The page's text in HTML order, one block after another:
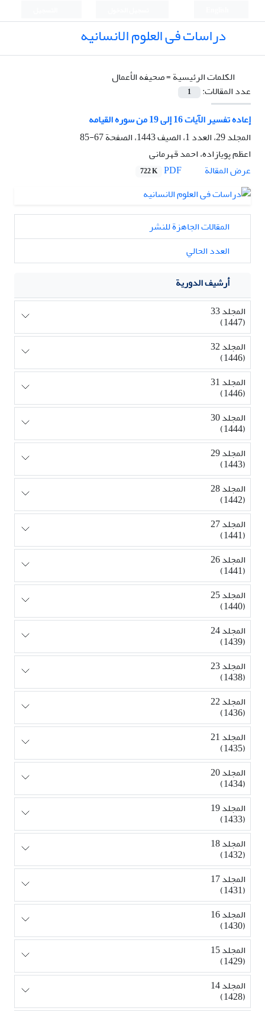
دراسات فی العلوم الانسانیه
الكلمات الرئيسية =صحیفه الأعمال
عدد المقالات:
1
إعاده تفسیر الآیات 16 إلی 19 من سوره القیامه
المجلد 29، العدد 1، الصيف 1443، الصفحة
67-85
اعظم پویازاده، احمد قهرمانی
عرض المقالة
722 K
المقالات الجاهزة للنشر
العدد الحالي
أرشيف الدورية
المجلد 33
(1447)
المجلد 32
(1446)
المجلد 31
(1446)
المجلد 30
(1444)
المجلد 29
(1443)
المجلد 28
(1442)
المجلد 27
(1441)
المجلد 26
(1441)
المجلد 25
(1440)
المجلد 24
(1439)
المجلد 23
(1438)
المجلد 22
(1436)
المجلد 21
(1435)
المجلد 20
(1434)
المجلد 19
(1433)
المجلد 18
(1432)
المجلد 17
(1431)
المجلد 16
(1430)
المجلد 15
(1429)
المجلد 14
(1428)